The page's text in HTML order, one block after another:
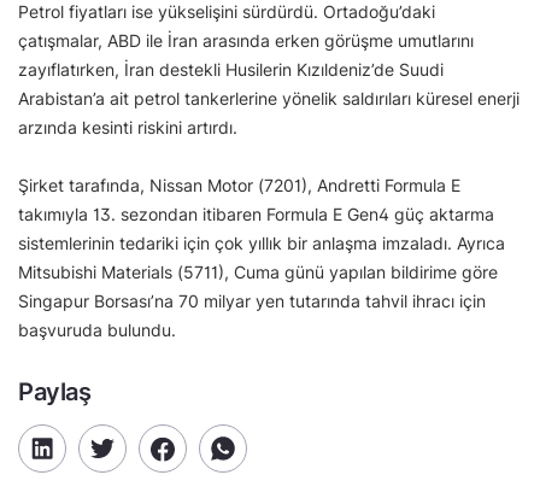
Petrol fiyatları ise yükselişini sürdürdü. Ortadoğu’daki
çatışmalar, ABD ile İran arasında erken görüşme umutlarını
zayıflatırken, İran destekli Husilerin Kızıldeniz’de Suudi
Arabistan’a ait petrol tankerlerine yönelik saldırıları küresel enerji
arzında kesinti riskini artırdı.
Şirket tarafında, Nissan Motor (7201), Andretti Formula E
takımıyla 13. sezondan itibaren Formula E Gen4 güç aktarma
sistemlerinin tedariki için çok yıllık bir anlaşma imzaladı. Ayrıca
Mitsubishi Materials (5711), Cuma günü yapılan bildirime göre
Singapur Borsası’na 70 milyar yen tutarında tahvil ihracı için
başvuruda bulundu.
Paylaş